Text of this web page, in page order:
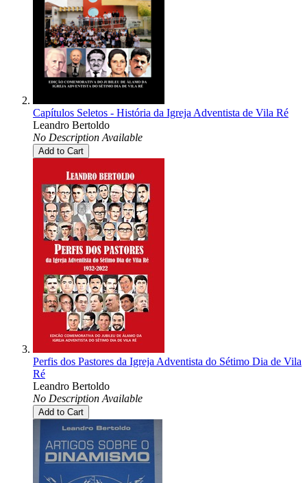
Capítulos Seletos - História da Igreja Adventista de Vila Ré
Leandro Bertoldo
No Description Available
Add to Cart
Perfis dos Pastores da Igreja Adventista do Sétimo Dia de Vila
Ré
Leandro Bertoldo
No Description Available
Add to Cart